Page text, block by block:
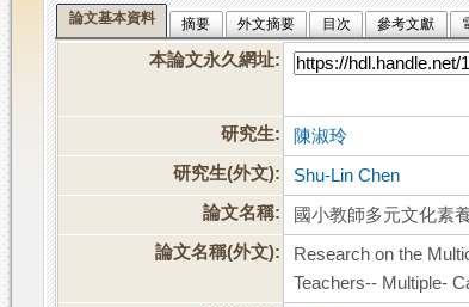
論文基本資料 摘要 外文摘要 目次 參考文獻
本論文永久網址:
研究生:
陳淑玲
研究生(外文):
Shu-Lin Chen
論文名稱:
國小教師多元文化素
論文名稱(外文):
Research on the
Teachers-- Multiple-